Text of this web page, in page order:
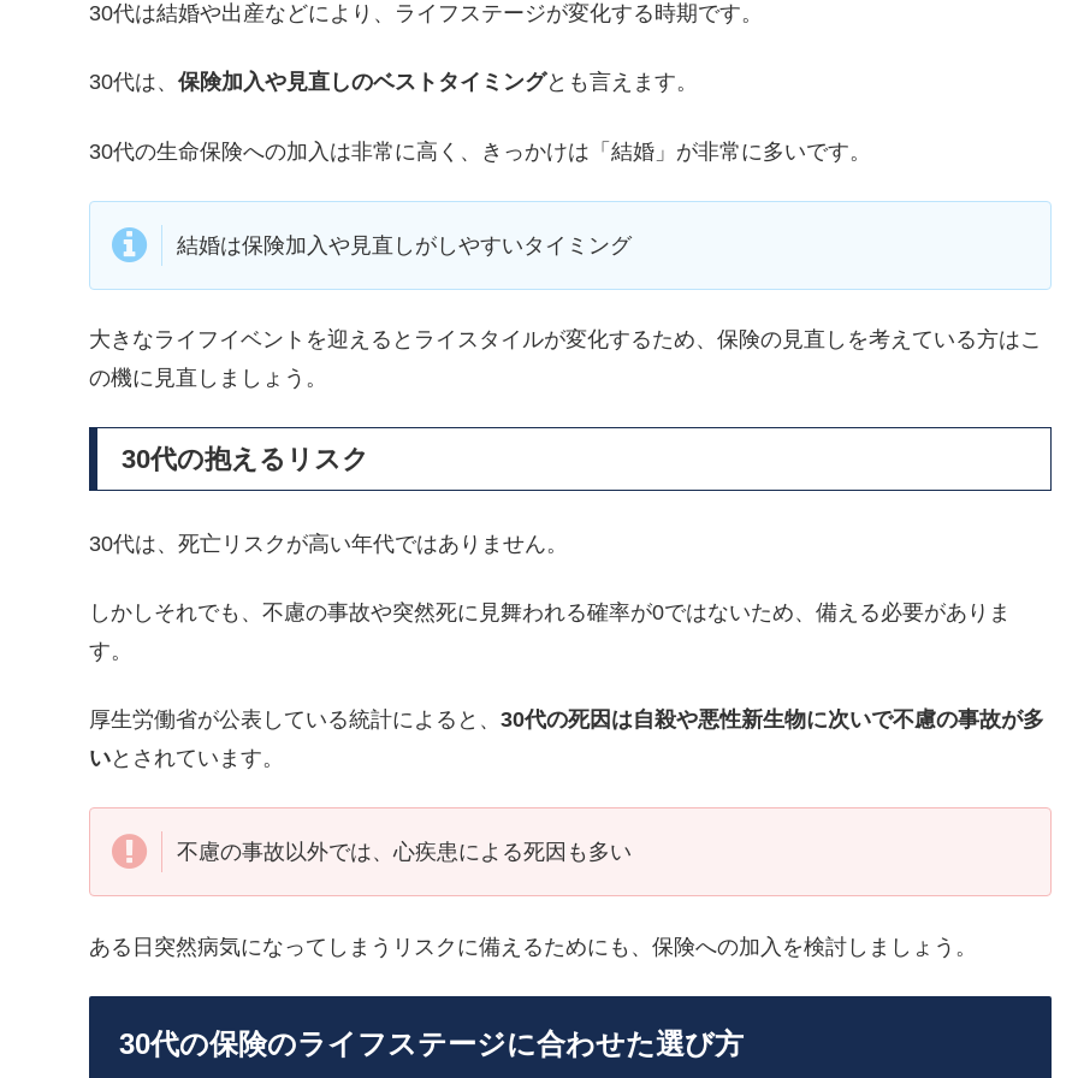
30代は結婚や出産などにより、ライフステージが変化する時期です。
30代は、 保険加入や見直しのベストタイミングとも言えます。
30代の生命保険への加入は非常に高く、きっかけは「結婚」が非常に多いです。
結婚は保険加入や見直しがしやすいタイミング
大きなライフイベントを迎えるとライスタイルが変化するため、保険の見直しを考えている方はこ
の機に見直しましょう。
30代の抱えるリスク
30代は、死亡リスクが高い年代ではありません。
しかしそれでも、不慮の事故や突然死に見舞われる確率が0ではないため、備える必要がありま
す。
厚生労働省が公表している統計によると、 30代の死因は自殺や悪性新生物に次いで不慮の事故が多
いとされています。
不慮の事故以外では、心疾患による死因も多い
ある日突然病気になってしまうリスクに備えるためにも、保険への加入を検討しましょう。
30代の保険のライフステージに合わせた選び方